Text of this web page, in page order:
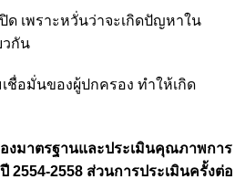
ด เพราะหวั่นว่าจะเกิดปัญหาใน
วกัน
ชื่อมั่นของผู้ปกครอง ทำให้เกิด
งมาตรฐานและประเมินคุณภาพการ
2554-2558 ส่วนการประเมินครั้งต่อ